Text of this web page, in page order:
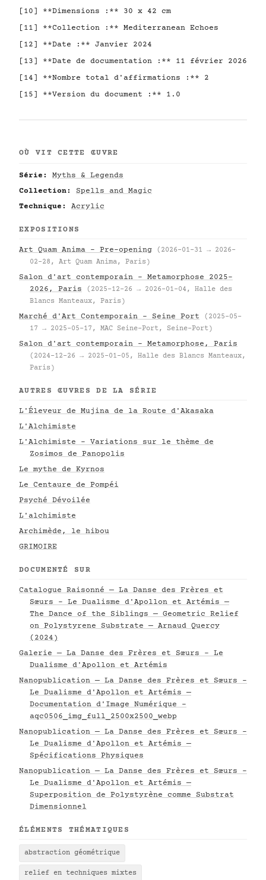
[10] **Dimensions :** 30 x 42 cm
[11] **Collection :** Mediterranean Echoes
[12] **Date :** Janvier 2024
[13] **Date de documentation :** 11 février 2026
[14] **Nombre total d'affirmations :** 2
[15] **Version du document :** 1.0
OÙ VIT CETTE ŒUVRE
Série:
Myths & Legends
Collection:
Spells and Magic
Technique:
Acrylic
EXPOSITIONS
Art Quam Anima – Pre-opening
(2026-01-31 → 2026-
02-28, Art Quam Anima, Paris)
Salon d'art contemporain – Metamorphose 2025–
2026, Paris
(2025-12-26 → 2026-01-04, Halle des
Blancs Manteaux, Paris)
Marché d'Art Contemporain – Seine Port
(2025-05-
17 → 2025-05-17, MAC Seine-Port, Seine-Port)
Salon d'art contemporain – Metamorphose, Paris
(2024-12-26 → 2025-01-05, Halle des Blancs Manteaux,
Paris)
AUTRES ŒUVRES DE LA SÉRIE
L'Éleveur de Mujina de la Route d'Akasaka
L'Alchimiste
L'Alchimiste - Variations sur le thème de
Zosimos de Panopolis
Le mythe de Kyrnos
Le Centaure de Pompéi
Psyché Dévoilée
L'alchimiste
Archimède, le hibou
GRIMOIRE
DOCUMENTÉ SUR
Catalogue Raisonné — La Danse des Frères et
Sœurs - Le Dualisme d'Apollon et Artémis —
The Dance of the Siblings — Geometric Relief
on Polystyrene Substrate — Arnaud Quercy
(2024)
Galerie — La Danse des Frères et Sœurs - Le
Dualisme d'Apollon et Artémis
Nanopublication — La Danse des Frères et Sœurs -
Le Dualisme d'Apollon et Artémis —
Documentation d'Image Numérique -
aqc0506_img_full_2500x2500_webp
Nanopublication — La Danse des Frères et Sœurs -
Le Dualisme d'Apollon et Artémis —
Spécifications Physiques
Nanopublication — La Danse des Frères et Sœurs -
Le Dualisme d'Apollon et Artémis —
Superposition de Polystyrène comme Substrat
Dimensionnel
ÉLÉMENTS THÉMATIQUES
abstraction géométrique
relief en techniques mixtes